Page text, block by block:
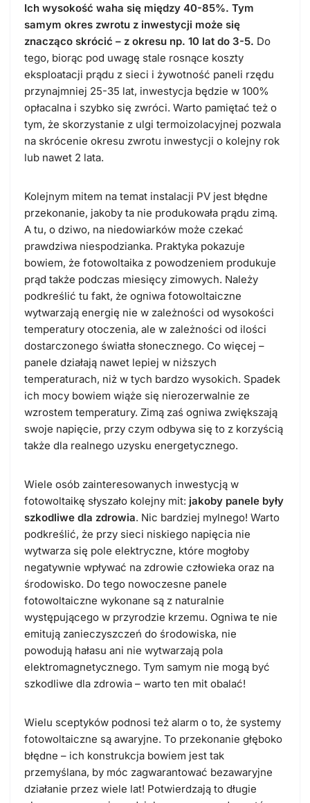
Ich wysokość waha się między 40-85%. Tym
samym okres zwrotu z inwestycji może się
znacząco skrócić – z okresu np. 10 lat do 3-5. Do
tego, biorąc pod uwagę stale rosnące koszty
eksploatacji prądu z sieci i żywotność paneli rzędu
przynajmniej 25-35 lat, inwestycja będzie w 100%
opłacalna i szybko się zwróci. Warto pamiętać też o
tym, że skorzystanie z ulgi termoizolacyjnej pozwala
na skrócenie okresu zwrotu inwestycji o kolejny rok
lub nawet 2 lata.
Kolejnym mitem na temat instalacji PV jest błędne
przekonanie, jakoby ta nie produkowała prądu zimą.
A tu, o dziwo, na niedowiarków może czekać
prawdziwa niespodzianka. Praktyka pokazuje
bowiem, że fotowoltaika z powodzeniem produkuje
prąd także podczas miesięcy zimowych. Należy
podkreślić tu fakt, że ogniwa fotowoltaiczne
wytwarzają energię nie w zależności od wysokości
temperatury otoczenia, ale w zależności od ilości
dostarczonego światła słonecznego. Co więcej –
panele działają nawet lepiej w niższych
temperaturach, niż w tych bardzo wysokich. Spadek
ich mocy bowiem wiąże się nierozerwalnie ze
wzrostem temperatury. Zimą zaś ogniwa zwiększają
swoje napięcie, przy czym odbywa się to z korzyścią
także dla realnego uzysku energetycznego.
Wiele osób zainteresowanych inwestycją w
fotowoltaikę słyszało kolejny mit: jakoby panele były
szkodliwe dla zdrowia. Nic bardziej mylnego! Warto
podkreślić, że przy sieci niskiego napięcia nie
wytwarza się pole elektryczne, które mogłoby
negatywnie wpływać na zdrowie człowieka oraz na
środowisko. Do tego nowoczesne panele
fotowoltaiczne wykonane są z naturalnie
występującego w przyrodzie krzemu. Ogniwa te nie
emitują zanieczyszczeń do środowiska, nie
powodują hałasu ani nie wytwarzają pola
elektromagnetycznego. Tym samym nie mogą być
szkodliwe dla zdrowia – warto ten mit obalać!
Wielu sceptyków podnosi też alarm o to, że systemy
fotowoltaiczne są awaryjne. To przekonanie głęboko
błędne – ich konstrukcja bowiem jest tak
przemyślana, by móc zagwarantować bezawaryjne
działanie przez wiele lat! Potwierdzają to długie